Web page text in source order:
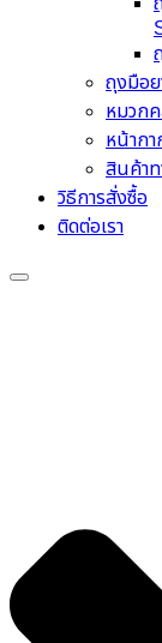
ถุงมือย
หมวก
หน้าก
สินค้า
วิธีการสั่งซื้อ
ติดต่อเรา